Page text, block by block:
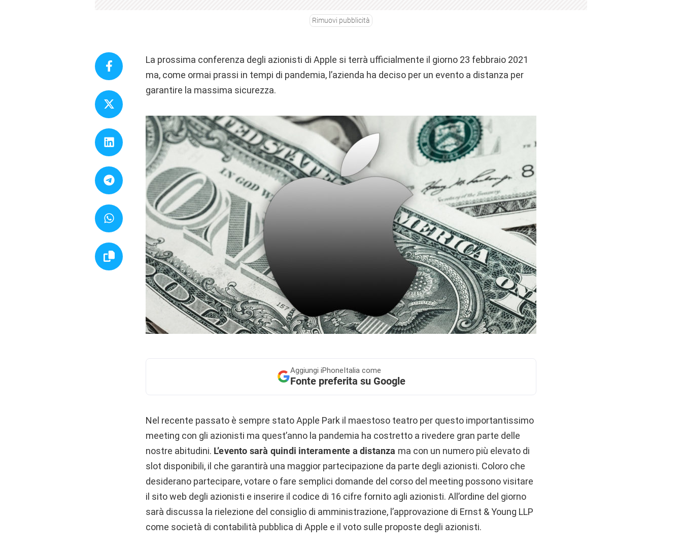
Rimuovi pubblicità
La prossima conferenza degli azionisti di Apple si terrà ufficialmente il giorno 23 febbraio 2021
ma, come ormai prassi in tempi di pandemia, l’azienda ha deciso per un evento a distanza per
garantire la massima sicurezza.
Aggiungi iPhoneItalia come
Fonte preferita su Google
Nel recente passato è sempre stato Apple Park il maestoso teatro per questo importantissimo
meeting con gli azionisti ma quest’anno la pandemia ha costretto a rivedere gran parte delle
nostre abitudini. L’evento sarà quindi interamente a distanza ma con un numero più elevato di
slot disponibili, il che garantirà una maggior partecipazione da parte degli azionisti. Coloro che
desiderano partecipare, votare o fare semplici domande del corso del meeting possono visitare
il sito web degli azionisti e inserire il codice di 16 cifre fornito agli azionisti. All’ordine del giorno
sarà discussa la rielezione del consiglio di amministrazione, l’approvazione di Ernst & Young LLP
come società di contabilità pubblica di Apple e il voto sulle proposte degli azionisti.